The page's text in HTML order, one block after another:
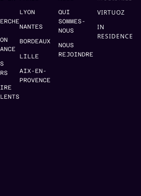
LYON
NANTES
BORDEAUX
LILLE
AIX-EN-
PROVENCE
QUI
SOMMES-
NOUS
NOUS
REJOINDRE
VIRTUOZ
IN
RESIDENCE